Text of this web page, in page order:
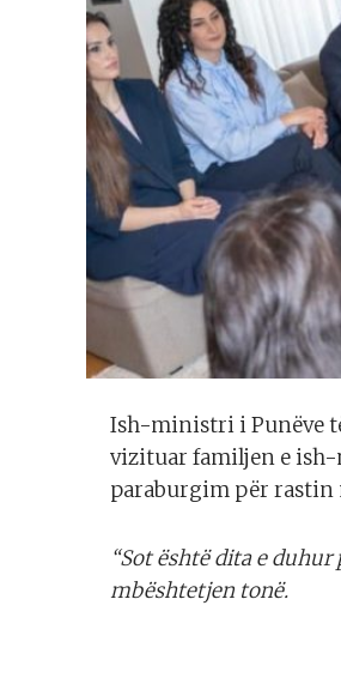
Ish-ministri i Punëve
vizituar familjen e
paraburgim për rastin
“Sot është dita e
mbështetjen tonë.